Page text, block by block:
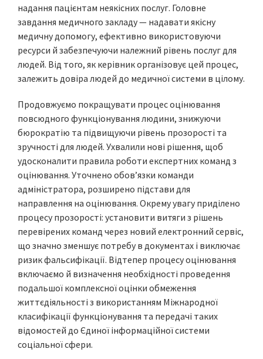
надання пацієнтам неякісних послуг. Головне
завдання медичного закладу — надавати якісну
медичну допомогу, ефективно використовуючи
ресурси й забезпечуючи належний рівень послуг для
людей. Від того, як керівник організовує цей процес,
залежить довіра людей до медичної системи в цілому.
Продовжуємо покращувати процес оцінювання
повсюдного функціонування людини, знижуючи
бюрократію та підвищуючи рівень прозорості та
зручності для людей. Ухвалили нові рішення, щоб
удосконалити правила роботи експертних команд з
оцінювання. Уточнено обов’язки команди
адміністратора, розширено підстави для
направлення на оцінювання. Окрему увагу приділено
процесу прозорості: установити витяги з рішень
перевірених команд через новий електронний сервіс,
що значно зменшує потребу в документах і виключає
ризик фальсифікації. Відтепер процесу оцінювання
включаємо й визначення необхідності проведення
подальшої комплексної оцінки обмеження
життєдіяльності з використанням Міжнародної
класифікації функціонування та передачі таких
відомостей до Єдиної інформаційної системи
соціальної сфери.